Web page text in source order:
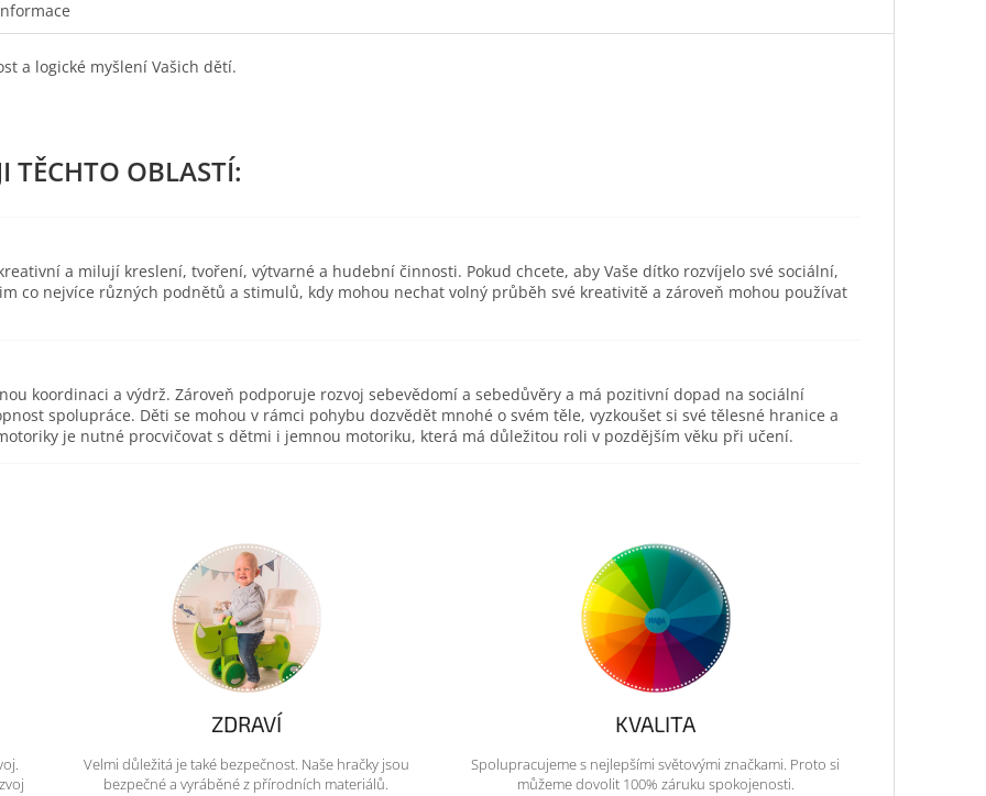
a logické myšlení Vašich dětí.
a milují kreslení, tvoření, výtvarné a hudební činnosti. Pokud chcete, aby Vaše dítko rozvíjelo své sociální,
co nejvíce různých podnětů a stimulů, kdy mohou nechat volný průběh své kreativitě a zároveň mohou používat
koordinaci a výdrž. Zároveň podporuje rozvoj sebevědomí a sebedůvěry a má pozitivní dopad na sociální
spolupráce. Děti se mohou v rámci pohybu dozvědět mnohé o svém těle, vyzkoušet si své tělesné hranice a
je nutné procvičovat s dětmi i jemnou motoriku, která má důležitou roli v pozdějším věku při učení.
ZDRAVÍ
Velmi důležitá je také bezpečnost. Naše hračky jsou
bezpečné a vyráběné z přírodních materiálů.
KVALITA
Spolupracujeme s nejlepšími světovými značkami. Proto si
můžeme dovolit 100% záruku spokojenosti.